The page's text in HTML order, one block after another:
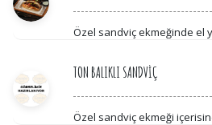
Özel sandviç ekmeğinde el
TON BALIKLI SANDVİÇ
Özel sandviç ekmeği